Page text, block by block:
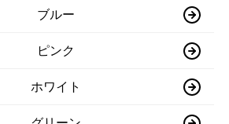
ブルー
ピンク
ホワイト